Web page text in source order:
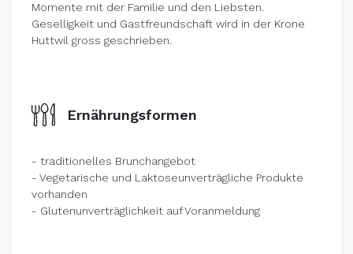
Momente mit der Familie und den Liebsten.
Geselligkeit und Gastfreundschaft wird in der Krone
Huttwil gross geschrieben.
Ernährungsformen
- traditionelles Brunchangebot
- Vegetarische und Laktoseunverträgliche Produkte
vorhanden
- Glutenunverträglichkeit auf Voranmeldung